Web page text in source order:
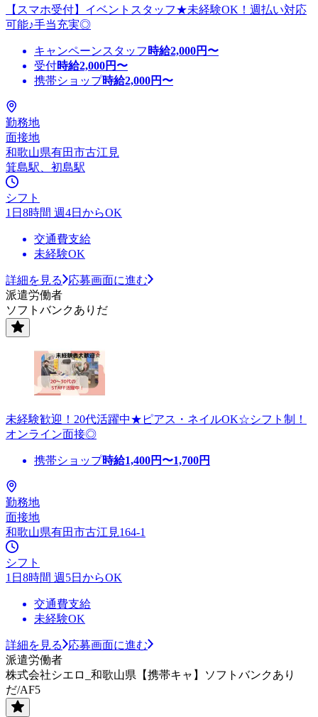
【スマホ受付】イベントスタッフ★未経験OK！週払い対応
可能♪手当充実◎
キャンペーンスタッフ 時給2,000円〜
受付時給2,000円〜
携帯ショップ時給2,000円〜
勤務地
面接地
和歌山県有田市古江見
箕島駅、初島駅
シフト
1日8時間 週4日からOK
交通費支給
未経験OK
詳細を見る
応募画面に進む
派遣労働者
ソフトバンクありだ
未経験歓迎！20代活躍中★ピアス・ネイルOK☆シフト制！
オンライン面接◎
携帯ショップ時給1,400円〜1,700円
勤務地
面接地
和歌山県有田市古江見164-1
シフト
1日8時間 週5日からOK
交通費支給
未経験OK
詳細を見る
応募画面に進む
派遣労働者
株式会社シエロ_和歌山県【携帯キャ】ソフトバンクあり
だ/AF5